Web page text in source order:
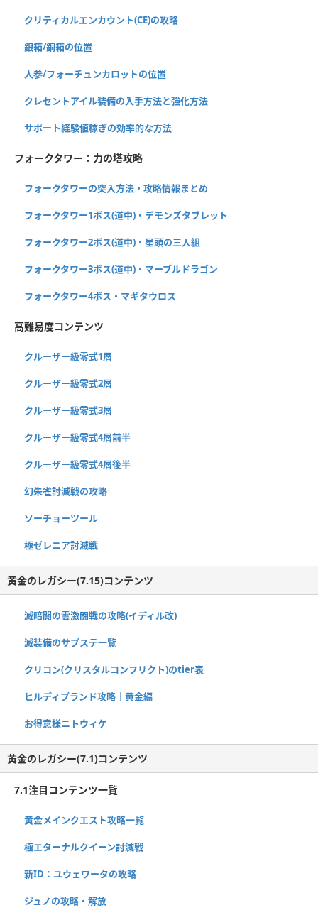
クリティカルエンカウント(CE)の攻略
銀箱/銅箱の位置
人参/フォーチュンカロットの位置
クレセントアイル装備の入手方法と強化方法
サポート経験値稼ぎの効率的な方法
フォークタワー：力の塔攻略
フォークタワーの突入方法・攻略情報まとめ
フォークタワー1ボス(道中)・デモンズタブレット
フォークタワー2ボス(道中)・星頭の三人組
フォークタワー3ボス(道中)・マーブルドラゴン
フォークタワー4ボス・マギタウロス
高難易度コンテンツ
クルーザー級零式1層
クルーザー級零式2層
クルーザー級零式3層
クルーザー級零式4層前半
クルーザー級零式4層後半
幻朱雀討滅戦の攻略
ソーチョーツール
極ゼレニア討滅戦
黄金のレガシー(7.15)コンテンツ
滅暗闇の雲激闘戦の攻略(イディル改)
滅装備のサブステ一覧
クリコン(クリスタルコンフリクト)のtier表
ヒルディブランド攻略｜黄金編
お得意様ニトウィケ
黄金のレガシー(7.1)コンテンツ
7.1注目コンテンツ一覧
黄金メインクエスト攻略一覧
極エターナルクイーン討滅戦
新ID：ユウェワータの攻略
ジュノの攻略・解放